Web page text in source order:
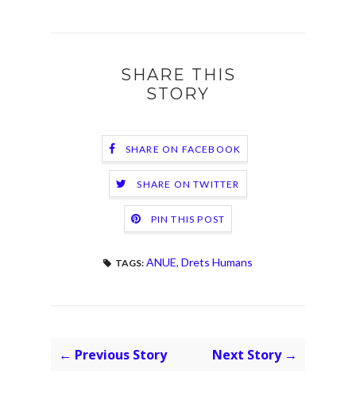
SHARE THIS
STORY
SHARE ON FACEBOOK
SHARE ON TWITTER
PIN THIS POST
TAGS: ANUE, Drets Humans
← Previous Story Next Story →